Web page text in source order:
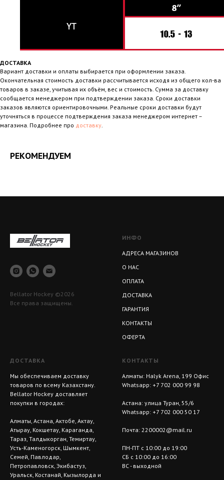
ДОСТАВКА
Вариант доставки и оплаты выбирается при оформлении заказа.
Окончательная стоимость доставки рассчитывается исходя из общего кол-ва
товаров в заказе, учитывая их объём, вес и стоимость. Сумма за доставку
сообщается менеджером при подтверждении заказа. Сроки доставки
заказов являются ориентировочными. Реальные сроки доставки будут
уточняться в процессе подтверждения заказа менеджером интернет –
магазина. Подробнее про доставку
РЕКОМЕНДУЕМ
Bellator Hockey ©2026
Все права защищены.
ИНФО
АДРЕСА МАГАЗИНОВ
О НАС
ОПЛАТА
ДОСТАВКА
ГАРАНТИЯ
КОНТАКТЫ
ОФЕРТА
ДОСТАВКА
Мы обеспечиваем доставку
товаров по всему Казахстану.
Bellator Hockey доставляет
покупки в городах:
Алматы, Астана, Актобе, Актау,
Атырау, Кокшетау, Караганда,
Тараз, Талдыкорган, Темиртау,
Усть-Каменогорск, Шымкент,
Семей, Павлодар,
Петропавловск, Экибастуз,
Уральск, Костанай, Кызылорда и
КОНТАКТЫ
Алматы: Halyk Arena, 199 Офис
Whatsapp: +7 702 000 99 98
Астана: улица Туран, 55/6
Whatsapp: +7 702 000 50 17
Почта: 2200002@mail.ru
ПН-ПТ с 10:00 до 19:00
СБ с 10:00 до 16:00
ВС - выходной